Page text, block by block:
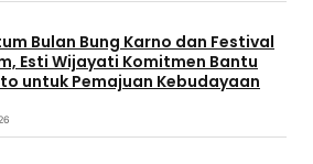
Bulan Bung Karno dan Festival
Esti Wijayati Komitmen Bantu
untuk Pemajuan Kebudayaan